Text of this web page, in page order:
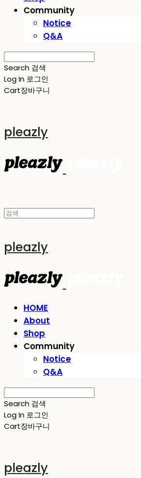
Community
Notice
Q&A
Search 검색
Log In 로그인
Cart장바구니
pleazly
pleazly
HOME
About
Shop
Community
Notice
Q&A
Search 검색
Log In 로그인
Cart장바구니
pleazly